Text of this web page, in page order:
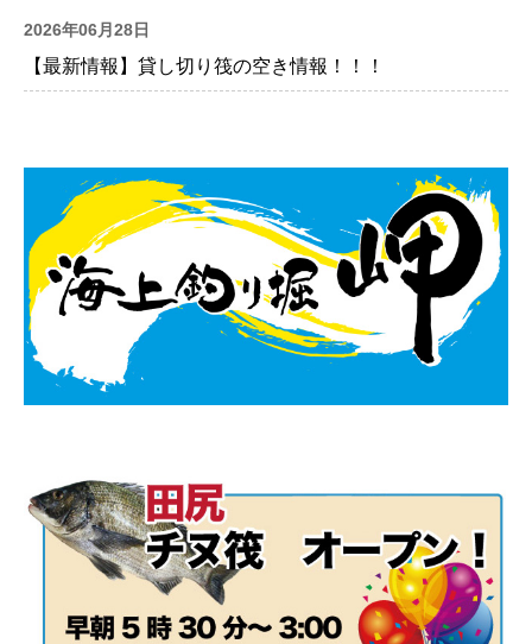
2026年06月28日
【最新情報】貸し切り筏の空き情報！！！